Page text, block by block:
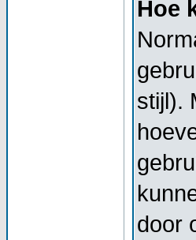
Hoe
stijl).
door